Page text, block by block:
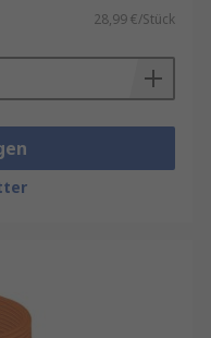
verfügen
28,99 €/Stück